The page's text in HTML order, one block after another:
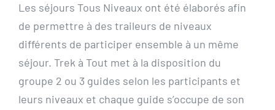
Les séjours Tous Niveaux ont été élaborés afin
de permettre à des traileurs de niveaux
différents de participer ensemble à un même
séjour. Trek à Tout met à la disposition du
groupe 2 ou 3 guides selon les participants et
leurs niveaux et chaque guide s’occupe de son